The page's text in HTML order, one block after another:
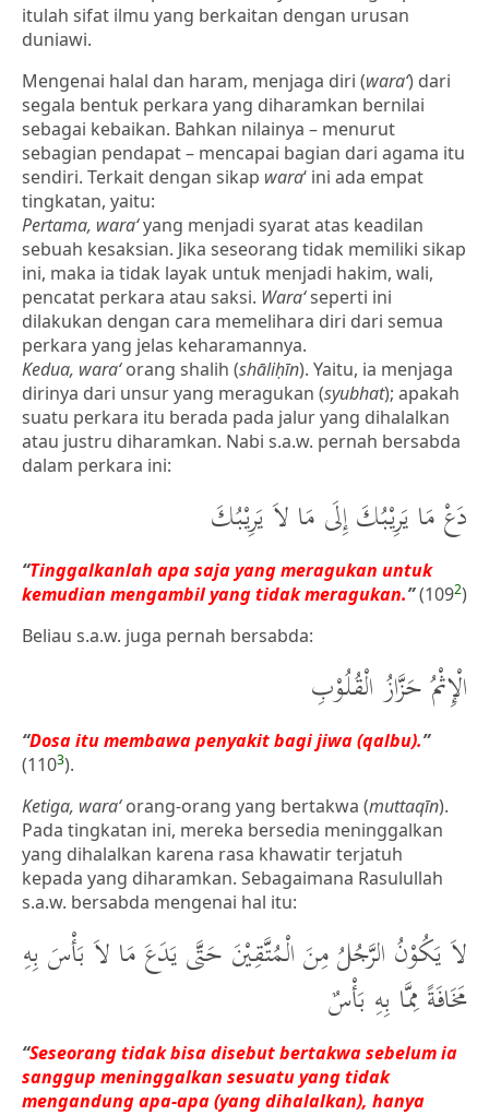
itulah sifat ilmu yang berkaitan dengan urusan
duniawi.
Mengenai halal dan haram, menjaga diri (wara‘) dari
segala bentuk perkara yang diharamkan bernilai
sebagai kebaikan. Bahkan nilainya – menurut
sebagian pendapat – mencapai bagian dari agama itu
sendiri. Terkait dengan sikap wara‘ ini ada empat
tingkatan, yaitu:
Pertama, wara‘yang menjadi syarat atas keadilan
sebuah kesaksian. Jika seseorang tidak memiliki sikap
ini, maka ia tidak layak untuk menjadi hakim, wali,
pencatat perkara atau saksi. Wara‘seperti ini
dilakukan dengan cara memelihara diri dari semua
perkara yang jelas keharamannya.
Kedua, wara‘orang shalih (shāliḥīn). Yaitu, ia menjaga
dirinya dari unsur yang meragukan (syubhat); apakah
suatu perkara itu berada pada jalur yang dihalalkan
atau justru diharamkan. Nabi s.a.w. pernah bersabda
dalam perkara ini:
دَعْ مَا يَرِيْبُكَ إِلَى مَا لاَ يَرِيْبُكَ
“Tinggalkanlah apa saja yang meragukan untuk
kemudian mengambil yang tidak meragukan.”(1092)
Beliau s.a.w. juga pernah bersabda:
الْإِثْمُ حَزَّازُ الْقُلُوْبِ
“Dosa itu membawa penyakit bagi jiwa (qalbu).”
(1103).
Ketiga, wara‘orang-orang yang bertakwa (muttaqīn).
Pada tingkatan ini, mereka bersedia meninggalkan
yang dihalalkan karena rasa khawatir terjatuh
kepada yang diharamkan. Sebagaimana Rasulullah
s.a.w. bersabda mengenai hal itu:
لاَ يَكُوْنُ الرَّجُلُ مِنَ الْمُتَّقِيْنَ حَتَّى يَدَعَ مَا لاَ بَأْسَ بِهِ
مَخَافَةً مِمَّا بِهِ بَأْسٌ
“Seseorang tidak bisa disebut bertakwa sebelum ia
sanggup meninggalkan sesuatu yang tidak
mengandung apa-apa (yang dihalalkan), hanya